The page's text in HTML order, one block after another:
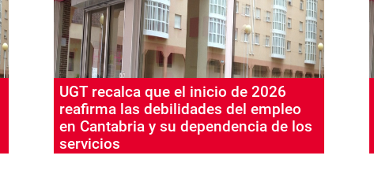
UGT recalca que el inicio de 2026
reafirma las debilidades del empleo
en Cantabria y su dependencia de los
servicios